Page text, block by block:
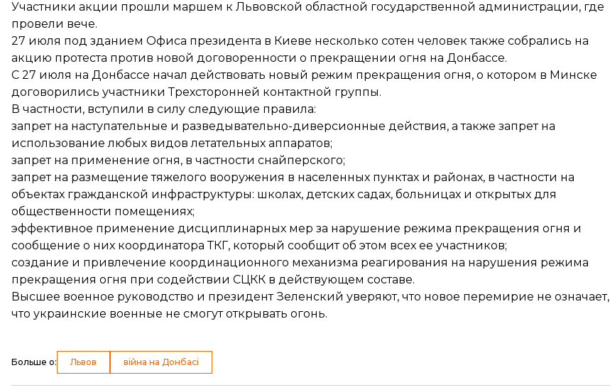
Участники акции прошли маршем к Львовской областной государственной администрации, где
провели вече.
27 июля под зданием Офиса президента в Киеве несколько сотен человек также собрались на
акцию протеста против новой договоренности о прекращении огня на Донбассе.
С 27 июля на Донбассе начал действовать новый режим прекращения огня, о котором в Минске
договорились участники Трехсторонней контактной группы.
В частности, вступили в силу следующие правила:
запрет на наступательные и разведывательно-диверсионные действия, а также запрет на
использование любых видов летательных аппаратов;
запрет на применение огня, в частности снайперского;
запрет на размещение тяжелого вооружения в населенных пунктах и районах, в частности на
объектах гражданской инфраструктуры: школах, детских садах, больницах и открытых для
общественности помещениях;
эффективное применение дисциплинарных мер за нарушение режима прекращения огня и
сообщение о них координатора ТКГ, который сообщит об этом всех ее участников;
создание и привлечение координационного механизма реагирования на нарушения режима
прекращения огня при содействии СЦКК в действующем составе.
Высшее военное руководство и президент Зеленский уверяют, что новое перемирие не означает,
что украинские военные не смогут открывать огонь.
Больше о: Львов війна на Донбасі